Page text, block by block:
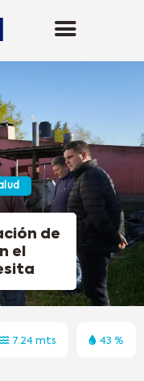
de
el
7.24 mts 43 %